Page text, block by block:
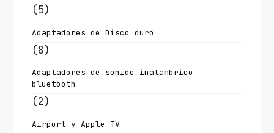
(5)
Adaptadores de Disco duro
(8)
Adaptadores de sonido inalambrico
bluetooth
(2)
Airport y Apple TV